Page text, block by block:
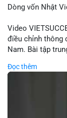
Dòng vốn Nhật
Video
điều chỉnh thông
Nam. Bài tập
đầu tư trực tiếp
Kết nối này
còn tạo ra động
nhà đầu tư đa
như chính sách
Đọc thêm